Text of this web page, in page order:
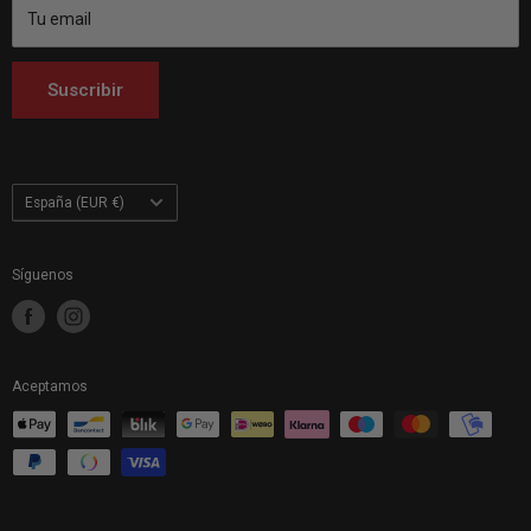
Tu email
Suscribir
Customhoj Italia
Customhoj Países Bajos
Customhoj Finlandia
Customhoj Polonia
País/región
España (EUR €)
Síguenos
Aceptamos